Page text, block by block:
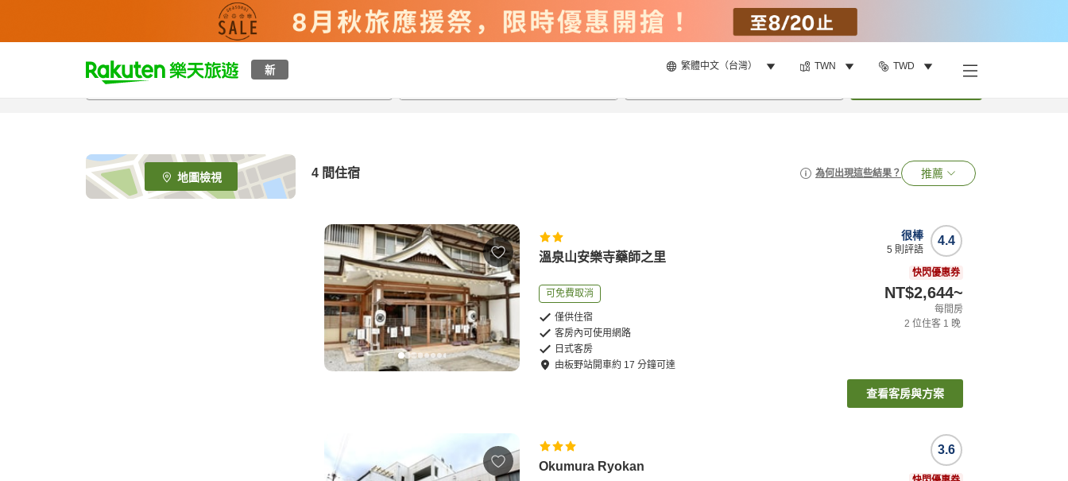
新 繁體中文（台灣） TWN TWD
t
p
e
_
s
地圖檢視 4 間住宿 為何出現這些結果？ 推薦
溫泉山安樂寺藥師之里
可免費取消
僅供住宿
客房內可使用網路
日式客房
由板野站開車約 17 分鐘可達
4.4
很棒
5 則評語
快閃優惠券
NT$2,644~
每間房
2 位住客 1 晚
查看客房與方案
Okumura Ryokan
3.6